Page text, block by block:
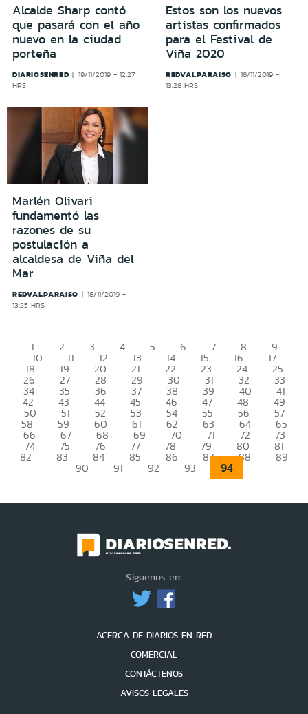
Alcalde Sharp contó
que pasará con el año
nuevo en la ciudad
porteña
DIARIOSENRED
19/11/2019 - 12:27
HRS
Estos son los nuevos
artistas confirmados
para el Festival de
Viña 2020
REDVALPARAISO
18/11/2019 -
13:28 HRS
Marlén Olivari
fundamentó las
razones de su
postulación a
alcaldesa de Viña del
Mar
REDVALPARAISO
18/11/2019 -
13:25 HRS
1 2 3 4 5 6 7 8 9
10 11 12 13 14 15 16 17
18 19 20 21 22 23 24 25
26 27 28 29 30 31 32 33
34 35 36 37 38 39 40 41
42 43 44 45 46 47 48 49
50 51 52 53 54 55 56 57
58 59 60 61 62 63 64 65
66 67 68 69 70 71 72 73
74 75 76 77 78 79 80 81
82 83 84 85 86 87 88 89
90 91 92 93 94
Síguenos en:
ACERCA DE DIARIOS EN RED
COMERCIAL
CONTÁCTENOS
AVISOS LEGALES